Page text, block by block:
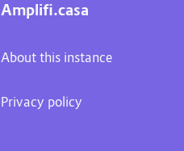
Amplifi.casa
About this instance
Privacy policy